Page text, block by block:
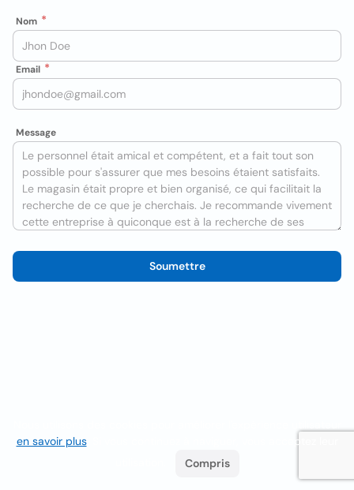
Nom
Email
Message
Soumettre
en savoir plus. Si vous continuez à naviguer, vous acceptez leur
Compris